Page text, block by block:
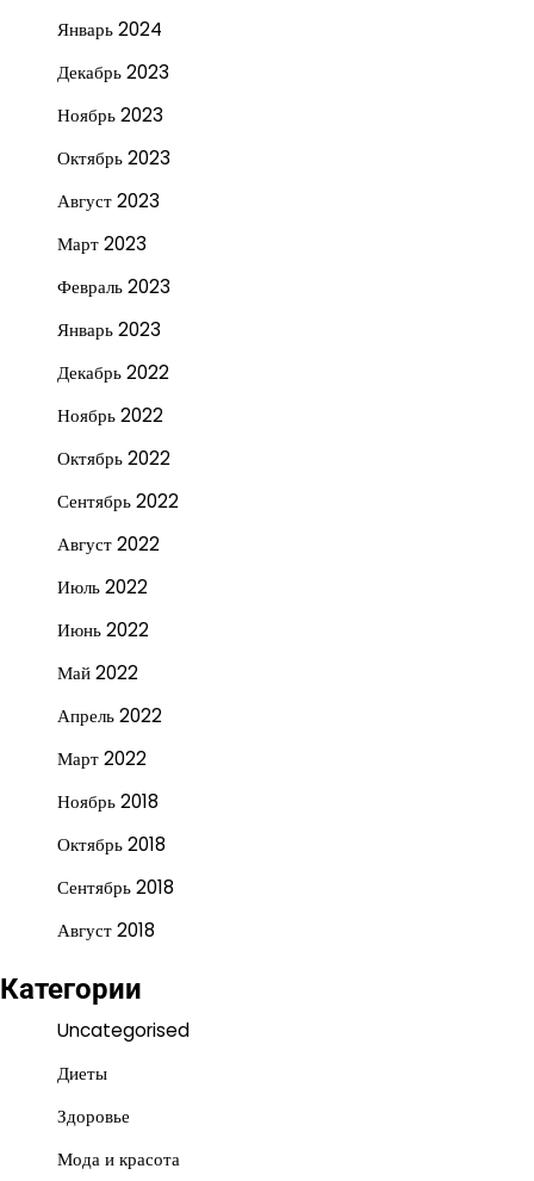
Январь 2024
Декабрь 2023
Ноябрь 2023
Октябрь 2023
Август 2023
Март 2023
Февраль 2023
Январь 2023
Декабрь 2022
Ноябрь 2022
Октябрь 2022
Сентябрь 2022
Август 2022
Июль 2022
Июнь 2022
Май 2022
Апрель 2022
Март 2022
Ноябрь 2018
Октябрь 2018
Сентябрь 2018
Август 2018
Категории
Uncategorised
Диеты
Здоровье
Мода и красота